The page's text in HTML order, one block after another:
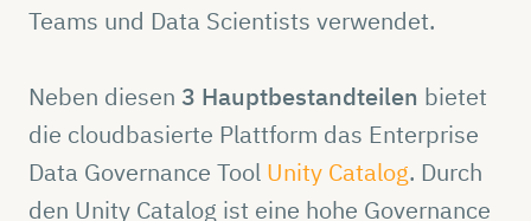
Teams und Data Scientists verwendet.
Neben diesen 3 Hauptbestandteilen bietet
die cloudbasierte Plattform das Enterprise
Data Governance Tool Unity Catalog. Durch
den Unity Catalog ist eine hohe Governance